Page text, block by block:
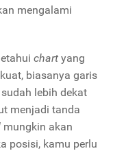
mengalami
chart yang
biasanya garis
lebih dekat
menjadi tanda
mungkin akan
posisi, kamu perlu